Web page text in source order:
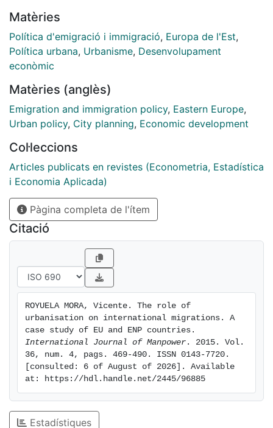
estimates were obtained by using a a wide fixed-
effects structure. The main finding was that changes in
urbanisation matter more as a pull factor than changes
in GDP per capita. This may be linked to the existence
to the fact that in the period of analysis these
opportunities had been more important in small and
medium sized cities than in large cities. In addition, it
outcomes by migrating, but also cue on non-economic
territorial features.
Matèries
Política d'emigració i immigració, Europa de l'Est,
Política urbana, Urbanisme, Desenvolupament
econòmic
Matèries (anglès)
Emigration and immigration policy, Eastern Europe,
Urban policy, City planning, Economic development
Col·leccions
Articles publicats en revistes (Econometria, Estadística
i Economia Aplicada)
Pàgina completa de l'ítem
Citació
ROYUELA MORA, Vicente. The role of
urbanisation on international migrations. A
International Journal of Manpower . 2015. Vol.
36, num. 4, pags. 469-490. ISSN 0143-7720.
[consulted: 6 of August of 2026]. Available
at: https://hdl.handle.net/2445/96885
Estadístiques